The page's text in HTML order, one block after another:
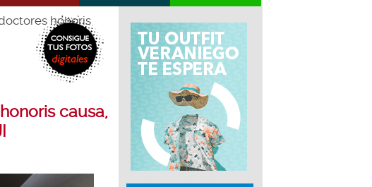
honoris
causa,